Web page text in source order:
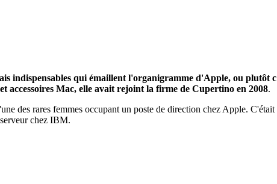
indispensables qui émaillent l'organigramme d'Apple, ou plutôt
accessoires Mac, elle avait rejoint la firme de Cupertino en 2008.
des rares femmes occupant un poste de direction chez Apple.
chez IBM.